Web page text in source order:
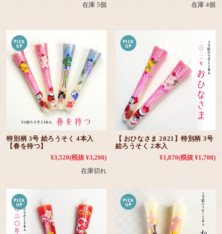
在庫 5個
在庫 4個
特別柄 3号 絵ろうそく 4本入
【春を待つ】
¥3,520(税抜 ¥3,200)
在庫切れ
【 おひなさま 2021】特別柄 3号
絵ろうそく 2本入
¥1,870(税抜 ¥1,700)